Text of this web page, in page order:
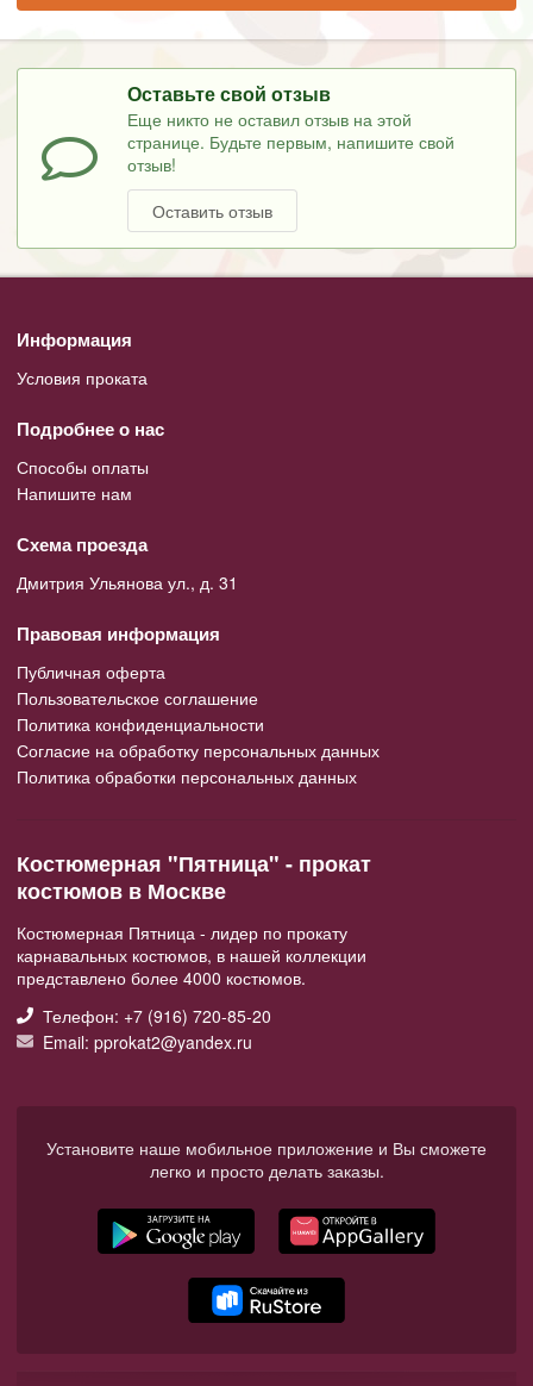
Оставьте свой отзыв
Еще никто не оставил отзыв на этой
странице. Будьте первым, напишите свой
отзыв!
Оставить отзыв
Информация
Условия проката
Подробнее о нас
Способы оплаты
Напишите нам
Схема проезда
Дмитрия Ульянова ул., д. 31
Правовая информация
Публичная оферта
Пользовательское соглашение
Политика конфиденциальности
Согласие на обработку персональных данных
Политика обработки персональных данных
Костюмерная "Пятница" - прокат
костюмов в Москве
Костюмерная Пятница - лидер по прокату
карнавальных костюмов, в нашей коллекции
представлено более 4000 костюмов.
Телефон: +7 (916) 720-85-20
Email: pprokat2@yandex.ru
Установите наше мобильное приложение и Вы сможете
легко и просто делать заказы.